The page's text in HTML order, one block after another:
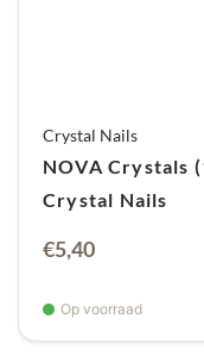
Crystal Nails
NOVA Crystals
Crystal Nails
€5,40
Op voorraad